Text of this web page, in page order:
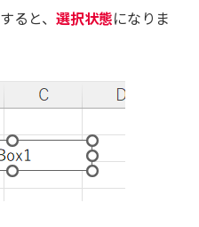
すると、 選択状態になりま